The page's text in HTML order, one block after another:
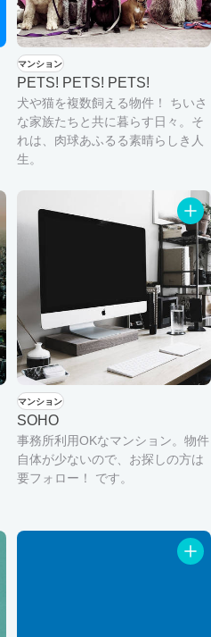
マンション
PETS! PETS! PETS!
犬や猫を複数飼える物件！ ちいさ
な家族たちと共に暮らす日々。そ
れは、肉球あふるる素晴らしき人
生。
マンション
SOHO
事務所利用OKなマンション。物件
自体が少ないので、お探しの方は
要フォロー！ です。